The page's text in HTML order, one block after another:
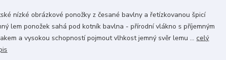
nízké obrázkové ponožky z česané bavlny a řetízkovanou špicí
lem ponožek sahá pod kotník bavlna - přírodní vlákno s příjemným
a vysokou schopností pojmout vlhkost jemný svěr lemu ...celý